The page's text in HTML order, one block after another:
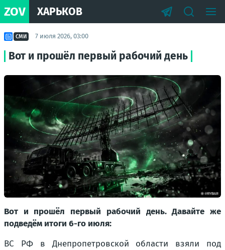
ZOV ХАРЬКОВ
СМИ 7 июля 2026, 03:00
Вот и прошёл первый рабочий день
Вот и прошёл первый рабочий день. Давайте же
подведём итоги 6-го июля:
ВС РФ в Днепропетровской области взяли под